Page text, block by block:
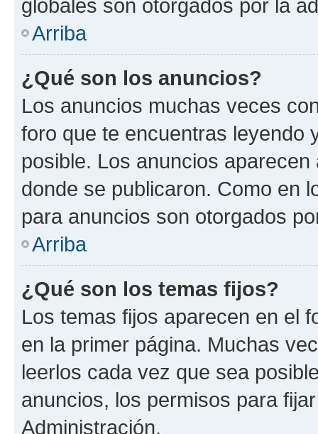
globales son otorgados por la
Arriba
¿Qué son los anuncios?
Los anuncios muchas veces
foro que te encuentras leyendo
posible. Los anuncios
donde se publicaron. Como en
para anuncios son otorgados
Arriba
¿Qué son los temas fijos?
Los temas fijos aparecen en el
en la primer página. Muchas
leerlos cada vez que sea
anuncios, los permisos para
Administración.